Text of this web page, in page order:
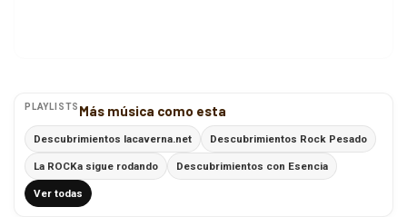
PLAYLISTS Más música como esta
Descubrimientos lacaverna.net Descubrimientos Rock Pesado
La ROCKa sigue rodando Descubrimientos con Esencia
Ver todas